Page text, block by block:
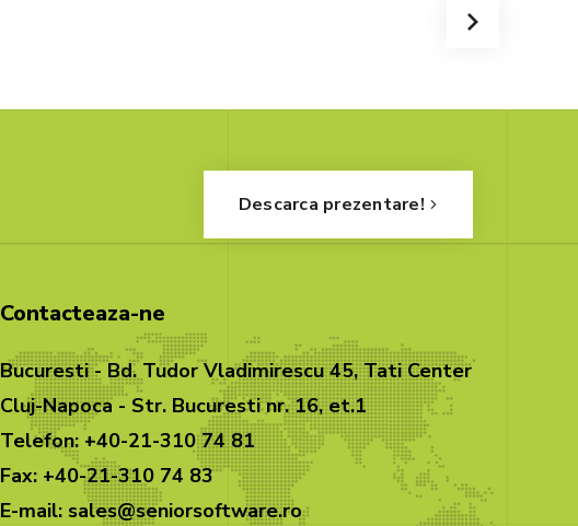
Descarca prezentare!
Contacteaza-ne
Bucuresti - Bd. Tudor Vladimirescu 45, Tati Center
Cluj-Napoca - Str. Bucuresti nr. 16, et.1
Telefon: +40-21-310 74 81
Fax: +40-21-310 74 83
E-mail: sales@seniorsoftware.ro